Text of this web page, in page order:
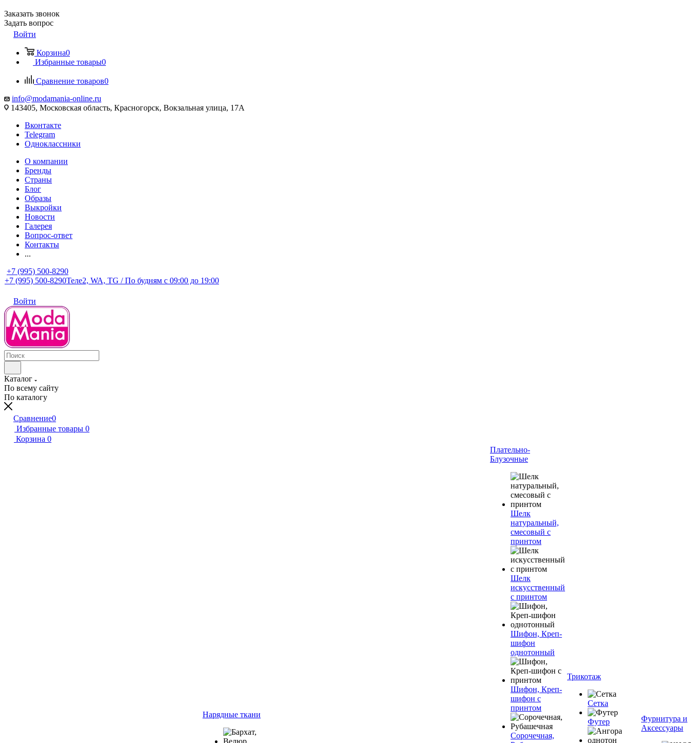
Заказать звонок
Задать вопрос
Войти
Корзина0
Избранные товары0
Сравнение товаров0
info@modamania-online.ru
143405, Московская область, Красногорск, Вокзальная улица, 17А
Вконтакте
Telegram
Одноклассники
О компании
Бренды
Страны
Блог
Образы
Выкройки
Новости
Галерея
Вопрос-ответ
Контакты
...
+7 (995) 500-8290
+7 (995) 500-8290Теле2, WA, TG / По будням c 09:00 до 19:00
Войти
Каталог
По всему сайту
По каталогу
Сравнение0
Избранные товары 0
Корзина 0
Нарядные ткани
Плательно-
Блузочные
Шелк
натуральный,
смесовый с
принтом
Шелк
искусственный
с принтом
Шифон, Креп-
шифон
однотонный
Шифон, Креп-
шифон с
принтом
Сорочечная,
Трикотаж
Сетка
Футер
Фурнитура и
Аксессуары